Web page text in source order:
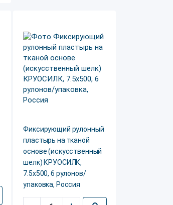
Фиксирующий рулонный
пластырь на тканой
основе (искусственный
шелк) КРУОСИЛК,
7.5x500, 6 рулонов/
упаковка, Россия